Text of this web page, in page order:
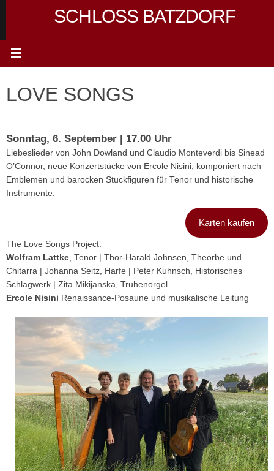
SCHLOSS BATZDORF
LOVE SONGS
Sonntag, 6. September | 17.00 Uhr
Liebeslieder von John Dowland und Claudio Monteverdi bis Sinead
O’Connor, neue Konzertstücke von Ercole Nisini, komponiert nach
Emblemen und barocken Stuckfiguren für Tenor und historische
Instrumente.
Karten kaufen
The Love Songs Project:
Wolfram Lattke, Tenor | Thor-Harald Johnsen, Theorbe und
Chitarra | Johanna Seitz, Harfe | Peter Kuhnsch, Historisches
Schlagwerk | Zita Mikijanska, Truhenorgel
Ercole Nisini Renaissance-Posaune und musikalische Leitung